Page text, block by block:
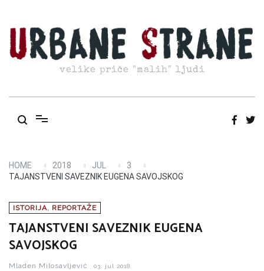
content
velike priče "malih" ljudi
HOME 2018 JUL
3
TAJANSTVENI SAVEZNIK EUGENA SAVOJSKOG
ISTORIJA, REPORTAŽE
TAJANSTVENI SAVEZNIK EUGENA
SAVOJSKOG
Mladen Milosavljević 03. jul 2018.